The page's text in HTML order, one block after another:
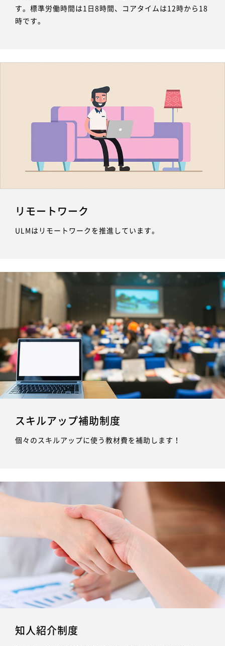
す。標準労働時間は1日8時間、コアタイムは12時から18
時です。
リモートワーク
ULMはリモートワークを推進しています。
スキルアップ補助制度
個々のスキルアップに使う教材費を補助します！
知人紹介制度